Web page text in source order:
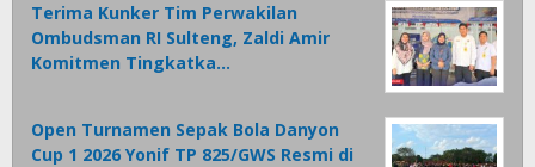
Terima Kunker Tim Perwakilan
Ombudsman RI Sulteng, Zaldi Amir
Komitmen Tingkatka…
Open Turnamen Sepak Bola Danyon
Cup 1 2026 Yonif TP 825/GWS Resmi di